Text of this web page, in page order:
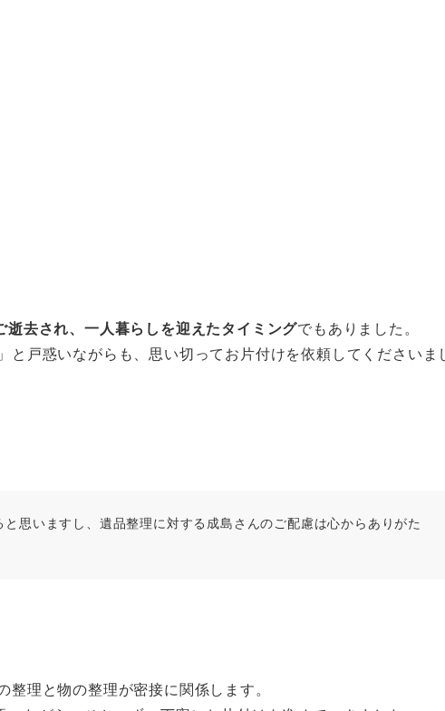
逝去され、一人暮らしを迎えたタイミングでもありました。
と戸惑いながらも、思い切ってお片付けを依頼してくださいま
と思いますし、遺品整理に対する成島さんのご配慮は心からありがた
理と物の整理が密接に関係します。